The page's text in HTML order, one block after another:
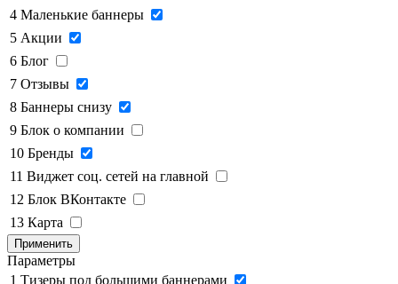
4 Маленькие баннеры
5 Акции
6 Блог
7 Отзывы
8 Баннеры снизу
9 Блок о компании
10 Бренды
11 Виджет соц. сетей на главной
12 Блок ВКонтакте
13 Карта
Применить
Параметры
1 Тизеры под большими баннерами